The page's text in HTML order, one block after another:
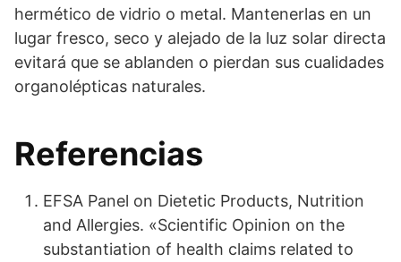
hermético de vidrio o metal. Mantenerlas en un
lugar fresco, seco y alejado de la luz solar directa
evitará que se ablanden o pierdan sus cualidades
organolépticas naturales.
Referencias
EFSA Panel on Dietetic Products, Nutrition
and Allergies. «Scientific Opinion on the
substantiation of health claims related to